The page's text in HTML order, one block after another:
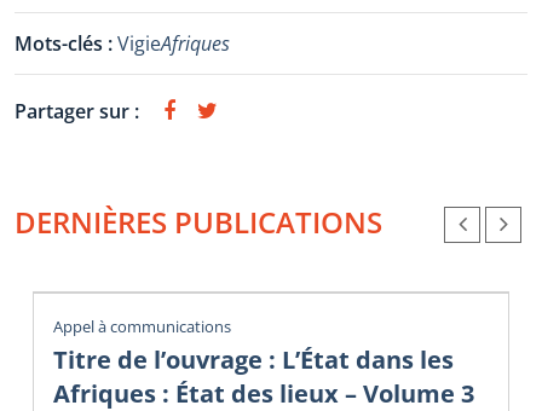
Mots-clés :VigieAfriques
Partager sur :
DERNIÈRES PUBLICATIONS
Appel à communications
Titre de l’ouvrage : L’État dans les
Afriques : État des lieux – Volume 3